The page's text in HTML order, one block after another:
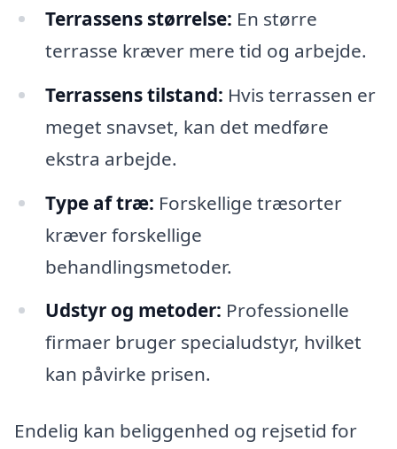
Terrassens størrelse: En større
terrasse kræver mere tid og arbejde.
Terrassens tilstand: Hvis terrassen er
meget snavset, kan det medføre
ekstra arbejde.
Type af træ: Forskellige træsorter
kræver forskellige
behandlingsmetoder.
Udstyr og metoder: Professionelle
firmaer bruger specialudstyr, hvilket
kan påvirke prisen.
Endelig kan beliggenhed og rejsetid for